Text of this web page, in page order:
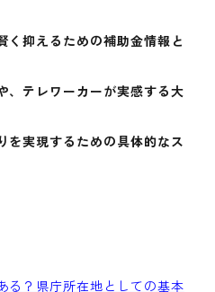
く抑えるための補助金情報と
、テレワーカーが実感する大
を実現するための具体的なス
る？県庁所在地としての基本